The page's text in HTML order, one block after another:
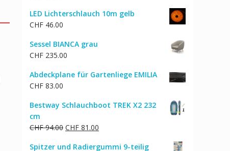
LED Lichterschlauch 10m gelb
CHF 46.00
Sessel BIANCA grau
CHF 235.00
Abdeckplane für Gartenliege EMILIA
CHF 83.00
Bestway Schlauchboot TREK X2 232
cm
CHF94.00 Ursprünglicher
CHF 81.00
Spitzer und Radiergummi 9-teilig